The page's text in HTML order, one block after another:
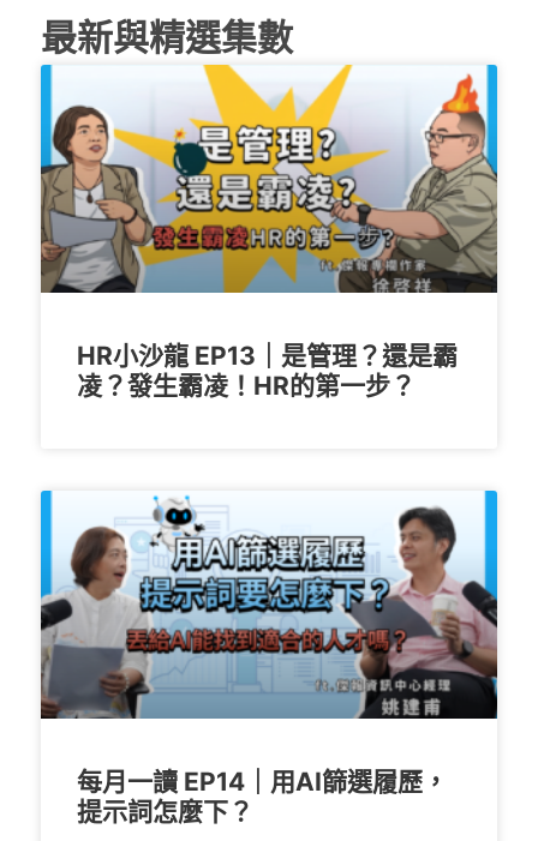
最新與精選集數
HR小沙龍 EP13｜是管理？還是霸
凌？發生霸凌！HR的第一步？
每月一讀 EP14｜用AI篩選履歷，
提示詞怎麼下？